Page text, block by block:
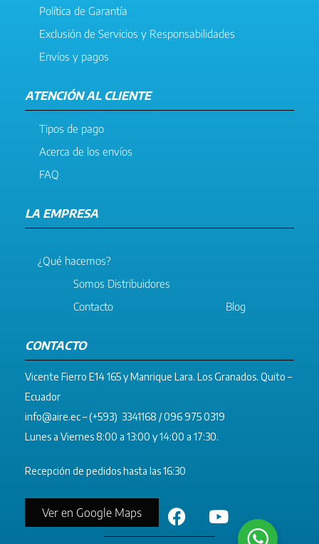
Política de Garantía
Exclusión de Servicios y Responsabilidades
Envíos y pagos
ATENCIÓN AL CLIENTE
Tipos de pago
Acerca de los envíos
FAQ
LA EMPRESA
¿Qué hacemos?
Somos Distribuidores
Contacto
Blog
CONTACTO
Vicente Fierro E14 165 y Manrique Lara. Los Granados. Quito –
Ecuador
info@aire.ec– (+593) 3341168 / 096 975 0319
Lunes a Viernes 8:00 a 13:00 y 14:00 a 17:30.
Recepción de pedidos hasta las 16:30
Ver en Google Maps